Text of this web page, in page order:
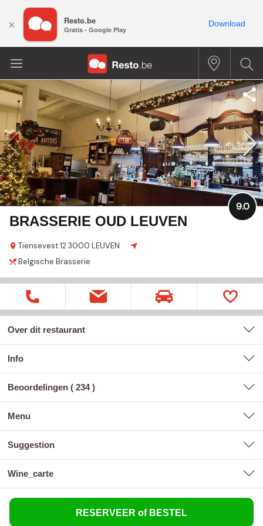
BRASSERIE OUD LEUVEN
Tiensevest 123000 LEUVEN
9.0
Belgische Brasserie
Over dit restaurant
Info
Beoordelingen ( 234)
menu
suggestion
wine_carte
RESERVEER of BESTEL
× Resto.be
Gratis - Google Play
Download